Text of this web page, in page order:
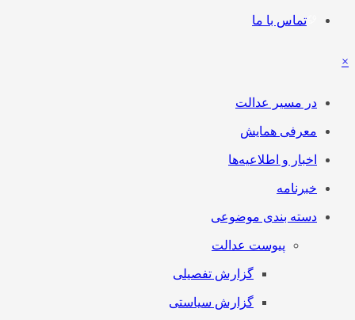
تماس با ما
در مسیر عدالت
معرفی همایش
اخبار و اطلاعیه‌ها
خبرنامه
دسته بندی موضوعی
پیوست عدالت
گزارش تفصیلی
گزارش سیاستی